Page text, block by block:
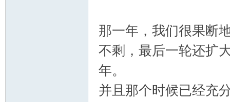
那一年，我们很果断
不剩，最后一轮还扩
年。
并且那个时候已经充